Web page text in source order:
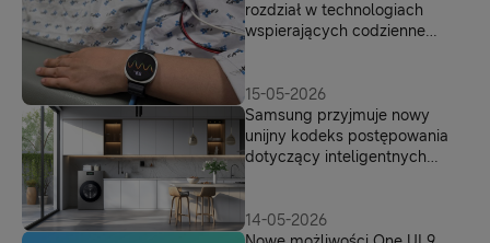
rozdział w technologiach
wspierających codzienne
wykrywanie ryzyka omdlenia
15-05-2026
Samsung przyjmuje nowy
unijny kodeks postępowania
dotyczący inteligentnych
14-05-2026